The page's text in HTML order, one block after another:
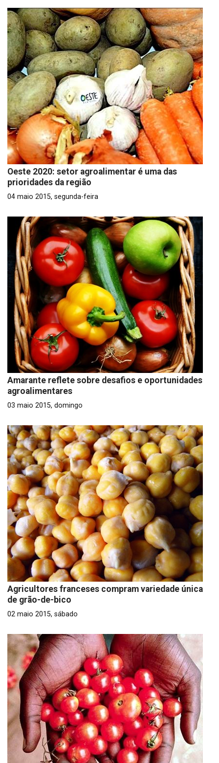
Oeste 2020: setor agroalimentar é uma das
prioridades da região
04 maio 2015, segunda-feira
Amarante reflete sobre desafios e oportunidades
agroalimentares
03 maio 2015, domingo
Agricultores franceses compram variedade única
de grão-de-bico
02 maio 2015, sábado